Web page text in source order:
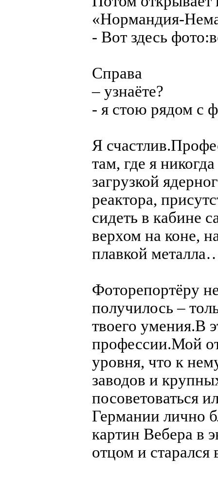
«Нормандия-
- Вот здесь
Справа
– узнаёте?
- я стою рядом с
Я
там, где я
загрузкой
реактора,
сидеть в кабине
верхом на коне,
плавкой
Фоторепортёру
получилось –
твоего умения.В
профессии.Мой
уровня, что к
заводов и
посоветоваться
Германии лично
картин Вебера в
отцом и старался